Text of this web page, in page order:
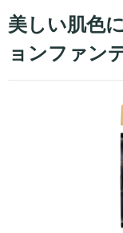
美しい肌色
ョンファン